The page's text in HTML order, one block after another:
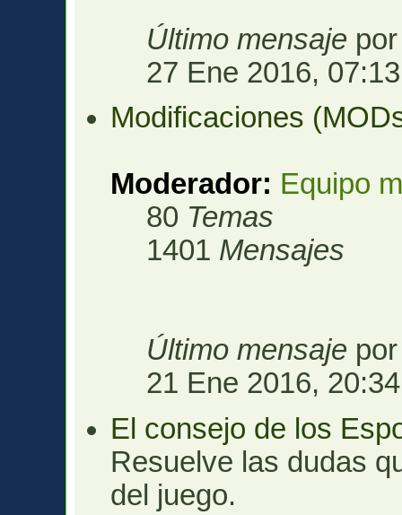
Último mensaje
27 Ene 2016, 07:13
Modificaciones
Moderador: Equipo
80 Temas
1401 Mensajes
Último mensaje
21 Ene 2016, 20:34
El consejo de los
Resuelve las dudas
del juego.